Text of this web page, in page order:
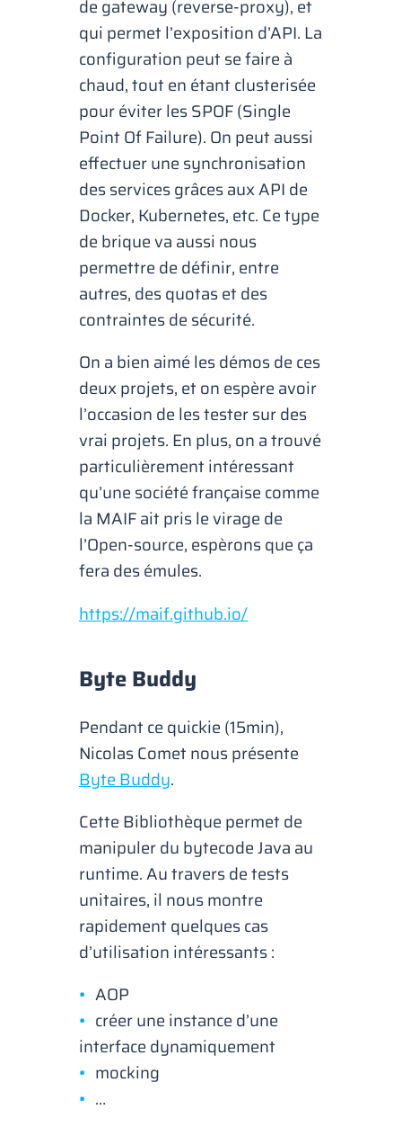
de gateway (reverse-proxy), et
qui permet l’exposition d’API. La
configuration peut se faire à
chaud, tout en étant clusterisée
pour éviter les SPOF (Single
Point Of Failure). On peut aussi
effectuer une synchronisation
des services grâces aux API de
Docker, Kubernetes, etc. Ce type
de brique va aussi nous
permettre de définir, entre
autres, des quotas et des
contraintes de sécurité.
On a bien aimé les démos de ces
deux projets, et on espère avoir
l’occasion de les tester sur des
vrai projets. En plus, on a trouvé
particulièrement intéressant
qu’une société française comme
la MAIF ait pris le virage de
l’Open-source, espèrons que ça
fera des émules.
https://maif.github.io/
Byte Buddy
Pendant ce quickie (15min),
Nicolas Comet nous présente
Byte Buddy.
Cette Bibliothèque permet de
manipuler du bytecode Java au
runtime. Au travers de tests
unitaires, il nous montre
rapidement quelques cas
d’utilisation intéressants :
AOP
créer une instance d’une
interface dynamiquement
mocking
…